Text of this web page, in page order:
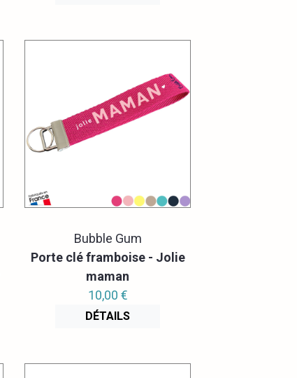
Bubble Gum
Porte clé framboise - Jolie
maman
10,00 €
DÉTAILS